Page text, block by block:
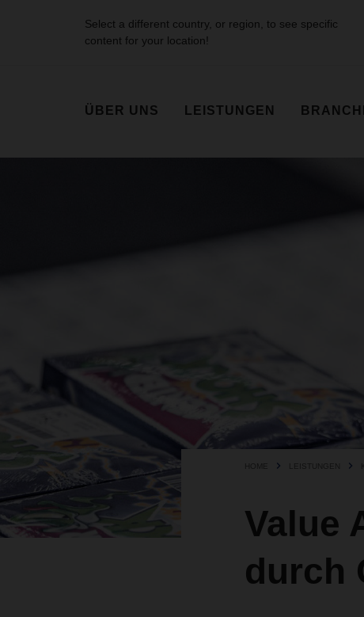
Select a different country, or region, to see specific
content for your location!
ÜBER UNS LEISTUNGEN
HOME LEISTUNGEN
Value
durch